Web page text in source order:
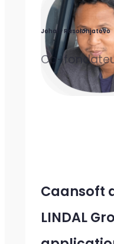
Johary Rasolonjatovo
Co-
Caansoft
LINDAL